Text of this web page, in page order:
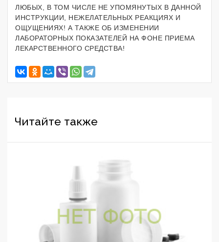
ЛЮБЫХ, В ТОМ ЧИСЛЕ НЕ УПОМЯНУТЫХ В ДАННОЙ
ИНСТРУКЦИИ, НЕЖЕЛАТЕЛЬНЫХ РЕАКЦИЯХ И
ОЩУЩЕНИЯХ! А ТАКЖЕ ОБ ИЗМЕНЕНИИ
ЛАБОРАТОРНЫХ ПОКАЗАТЕЛЕЙ НА ФОНЕ ПРИЕМА
ЛЕКАРСТВЕННОГО СРЕДСТВА!
Читайте также